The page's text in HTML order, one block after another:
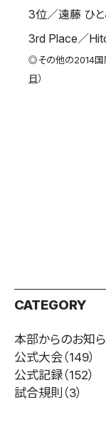
3位／遠藤 ひ
3rd Place／
◎その他の2014国
日）
CATEGORY
本部からのお知
公式大会（149）
公式記録（152）
試合規則 （3）